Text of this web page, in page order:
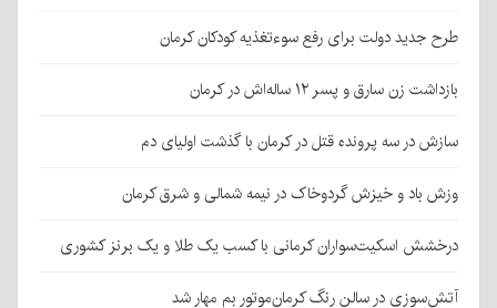
طرح جدید دولت برای رفع سوءتغذیه کودکان کرمان
بازداشت زن سارق و پسر ۱۲ ساله‌اش در کرمان
سازش در سه پرونده قتل در کرمان با گذشت اولیای دم
وزش باد و خیزش گردوخاک در نیمه شمالی و شرق کرمان
درخشش اسکیت‌سواران کرمانی با کسب یک طلا و یک برنز کشوری
آتش‌سوزی در سالن رنگ کرمان‌موتور بم مهار شد